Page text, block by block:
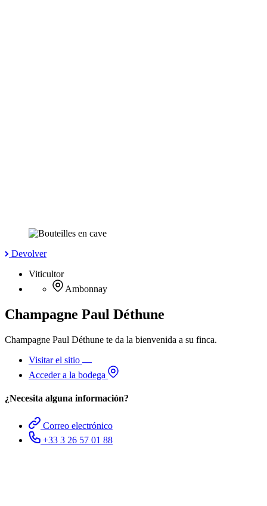
Devolver
Viticultor
Ambonnay
Champagne Paul Déthune
Champagne Paul Déthune te da la bienvenida a su finca.
Visitar el sitio
Acceder a la bodega
¿Necesita alguna información?
Correo electrónico
+33 3 26 57 01 88